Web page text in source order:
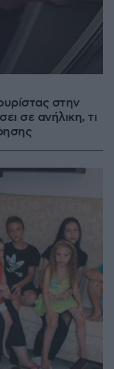
στην
σε ανήλικη, τι